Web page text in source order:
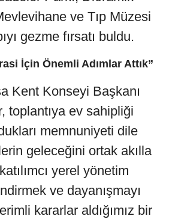
ve Tıp Müzesi
gezme fırsatı buldu.
İçin Önemli Adımlar Attık”
Kent Konseyi Başkanı
toplantıya ev sahipliği
memnuniyeti dile
geleceğini ortak akılla
yerel yönetim
ve dayanışmayı
kararlar aldığımız bir